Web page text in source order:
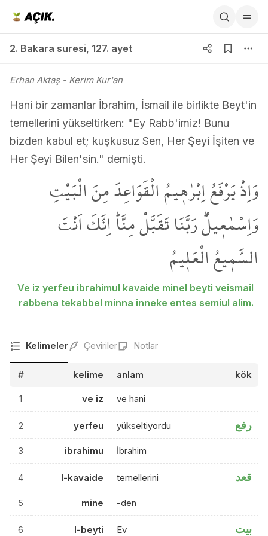
2. Bakara suresi, 127. ayet
Erhan Aktaş- Kerim Kur'an
Hani bir zamanlar İbrahim, İsmail ile birlikte Beyt'in
temellerini yükseltirken: "Ey Rabb'imiz! Bunu
bizden kabul et; kuşkusuz Sen, Her Şeyi İşiten ve
Her Şeyi Bilen'sin." demişti.
وَاِذْ يَرْفَعُ اِبْرٰه۪يمُ الْقَوَاعِدَ مِنَ الْبَيْتِ
وَاِسْمٰع۪يلُۜ رَبَّنَا تَقَبَّلْ مِنَّاۜ اِنَّكَ اَنْتَ
السَّم۪يعُ الْعَل۪يمُ
Ve iz yerfeu ibrahimul kavaide minel beyti veismail
rabbena tekabbel minna inneke entes semiul alim.
Kelimeler Çeviriler Notlar
# kelime anlam kök
1 ve iz ve hani
2 yerfeu yükseltiyordu رفع
3 ibrahimu İbrahim
4 l-kavaide temellerini قعد
5 mine -den
6 l-beyti Ev بيت